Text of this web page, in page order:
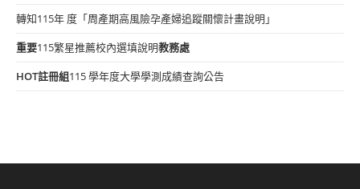
轉知115年 度「周產期高風險孕產婦追蹤關懷計畫說明」
重要115繁星推薦校內選填說明教務處
HOT註冊組115 學年度大學學測成績查詢公告